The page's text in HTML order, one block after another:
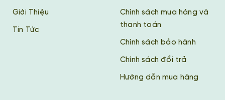
Giới Thiệu
Tin Tức
Chính sách mua hàng và
thanh toán
Chính sách bảo hành
Chính sách đổi trả
Hướng dẫn mua hàng